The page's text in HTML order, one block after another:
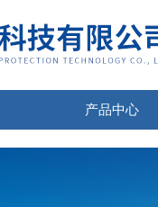
产品中心